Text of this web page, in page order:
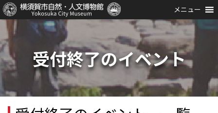
メニュー
受付終了のイベント